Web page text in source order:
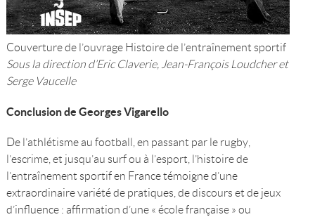
Couverture de l’ouvrage Histoire de l’entraînement sportif
Sous la direction d’Eric Claverie, Jean-François Loudcher et
Serge Vaucelle
Conclusion de Georges Vigarello
De l’athlétisme au football, en passant par le rugby,
l’escrime, et jusqu’au surf ou à l’esport, l’histoire de
l’entraînement sportif en France témoigne d’une
extraordinaire variété de pratiques, de discours et de jeux
d’influence : affirmation d’une « école française » ou